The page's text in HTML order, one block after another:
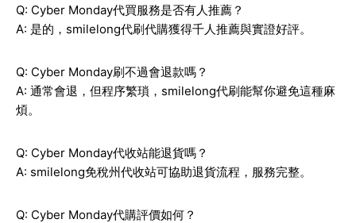
Q: Cyber Monday代買服務是否有人推薦？
A: 是的，smilelong代刷代購獲得千人推薦與實證好評。
Q: Cyber Monday刷不過會退款嗎？
A: 通常會退，但程序繁瑣，smilelong代刷能幫你避免這種麻
煩。
Q: Cyber Monday代收站能退貨嗎？
A: smilelong免稅州代收站可協助退貨流程，服務完整。
Q: Cyber Monday代購評價如何？